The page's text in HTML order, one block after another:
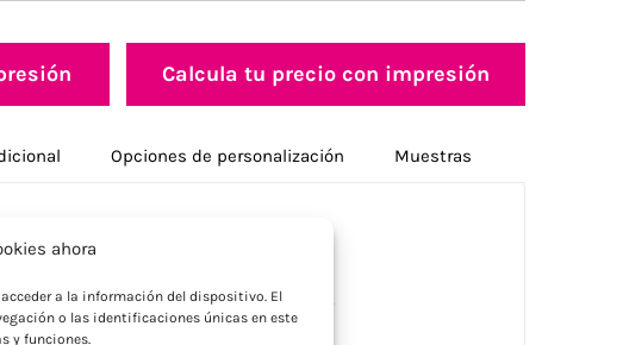
ahora
a la información del dispositivo. El
o las identificaciones únicas en este
y funciones.
Calcula tu precio con impresión
Opciones de personalización Muestras
cristal. 1 pila de botón CR2032 incluida.